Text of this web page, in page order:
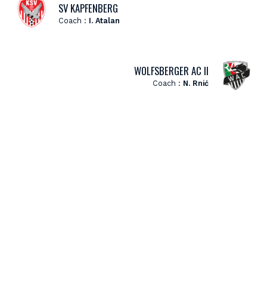
SV KAPFENBERG
Coach : I. Atalan
WOLFSBERGER AC II
Coach : N. Rnić